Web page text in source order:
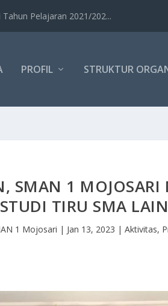
Pelajaran 2021/202...
PROFIL STRUKTUR
SMAN 1 MOJOSARI
STUDI TIRU SMA LAIN
1 Mojosari | Jan 13, 2023 | Aktivitas,